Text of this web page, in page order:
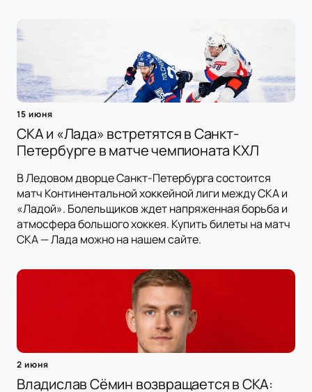
15 июня
СКА и «Лада» встретятся в Санкт-
Петербурге в матче чемпионата КХЛ
В Ледовом дворце Санкт-Петербурга состоится
матч Континентальной хоккейной лиги между СКА и
«Ладой». Болельщиков ждет напряженная борьба и
атмосфера большого хоккея. Купить билеты на матч
СКА — Лада можно на нашем сайте.
2 июня
Владислав Сёмин возвращается в СКА: